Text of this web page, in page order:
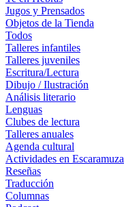
Jugos y Prensados
Objetos de la Tienda
Todos
Talleres infantiles
Talleres juveniles
Escritura/Lectura
Dibujo / Ilustración
Análisis literario
Lenguas
Clubes de lectura
Talleres anuales
Agenda cultural
Actividades en Escaramuza
Reseñas
Traducción
Columnas